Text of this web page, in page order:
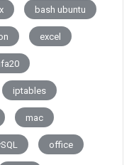
bash ubuntu
excel
iptables
mac
office